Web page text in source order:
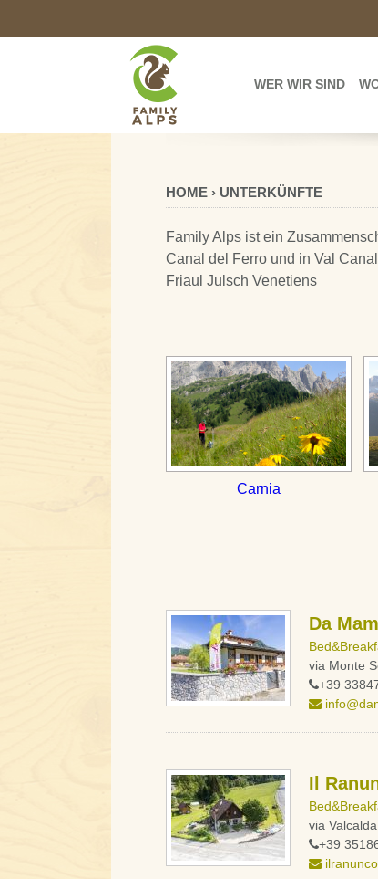
WER WIR SIND
HOME › UNTERKÜNFTE
Family Alps ist ein
Canal del Ferro und in Val
Friaul Julsch Venetiens
Carnia
Da
via Monte
+39
Il
via
+39